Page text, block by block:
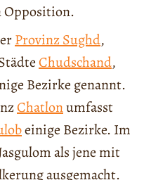
Opposition.
Provinz Sughd,
Chudschand,
Bezirke genannt.
Chatlonumfasst
einige Bezirke. Im
als jene mit
ausgemacht.